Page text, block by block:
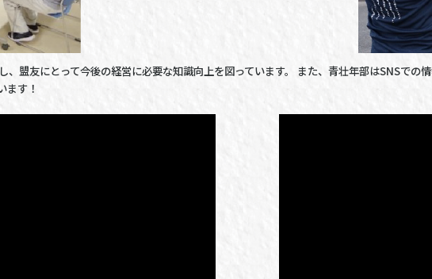
盟友にとって今後の経営に必要な知識向上を図っています。 また、青壮年部はSNSでの
ます！